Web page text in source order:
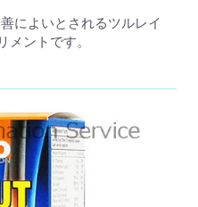
によいとされるツルレイ
メントです。